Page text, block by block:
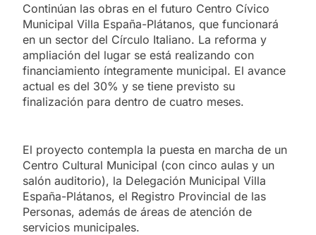
Continúan las obras en el futuro Centro Cívico
Municipal Villa España-Plátanos, que funcionará
en un sector del Círculo Italiano. La reforma y
ampliación del lugar se está realizando con
financiamiento íntegramente municipal. El avance
actual es del 30% y se tiene previsto su
finalización para dentro de cuatro meses.
El proyecto contempla la puesta en marcha de un
Centro Cultural Municipal (con cinco aulas y un
salón auditorio), la Delegación Municipal Villa
España-Plátanos, el Registro Provincial de las
Personas, además de áreas de atención de
servicios municipales.